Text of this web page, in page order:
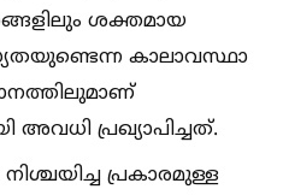
ശക്തമായ
കാലാവസ്ഥാ
പ്രഖ്യാപിച്ചത്.
പ്രകാരമുള്ള